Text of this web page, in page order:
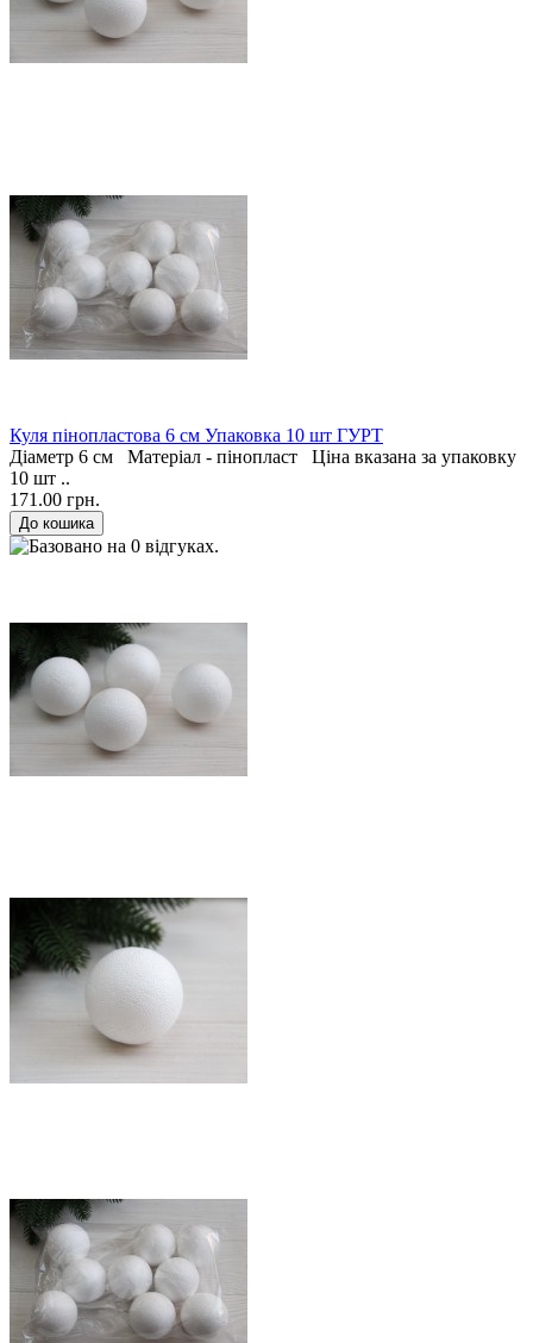
Куля пінопластова 6 см Упаковка 10 шт ГУРТ
Діаметр 6 см Матеріал - пінопласт Ціна вказана за упаковку
10 шт ..
171.00 грн.